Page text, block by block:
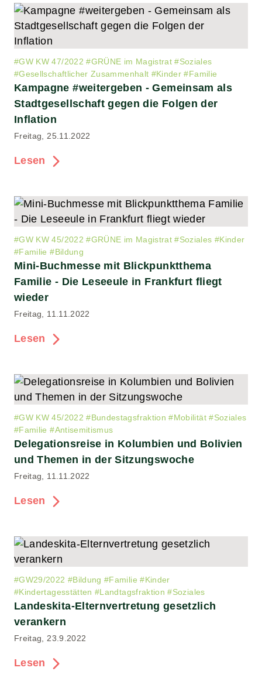
#GW KW 47/2022 #GRÜNE im Magistrat #Soziales
#Gesellschaftlicher Zusammenhalt #Kinder #Familie
Kampagne #weitergeben - Gemeinsam als
Stadtgesellschaft gegen die Folgen der
Inflation
Freitag, 25.11.2022
Lesen
#GW KW 45/2022 #GRÜNE im Magistrat #Soziales #Kinder
#Familie #Bildung
Mini-Buchmesse mit Blickpunktthema
Familie - Die Leseeule in Frankfurt fliegt
wieder
Freitag, 11.11.2022
Lesen
#GW KW 45/2022 #Bundestagsfraktion #Mobilität #Soziales
#Familie #Antisemitismus
Delegationsreise in Kolumbien und Bolivien
und Themen in der Sitzungswoche
Freitag, 11.11.2022
Lesen
#GW29/2022 #Bildung #Familie #Kinder
#Kindertagesstätten #Landtagsfraktion #Soziales
Landeskita-Elternvertretung gesetzlich
verankern
Freitag, 23.9.2022
Lesen